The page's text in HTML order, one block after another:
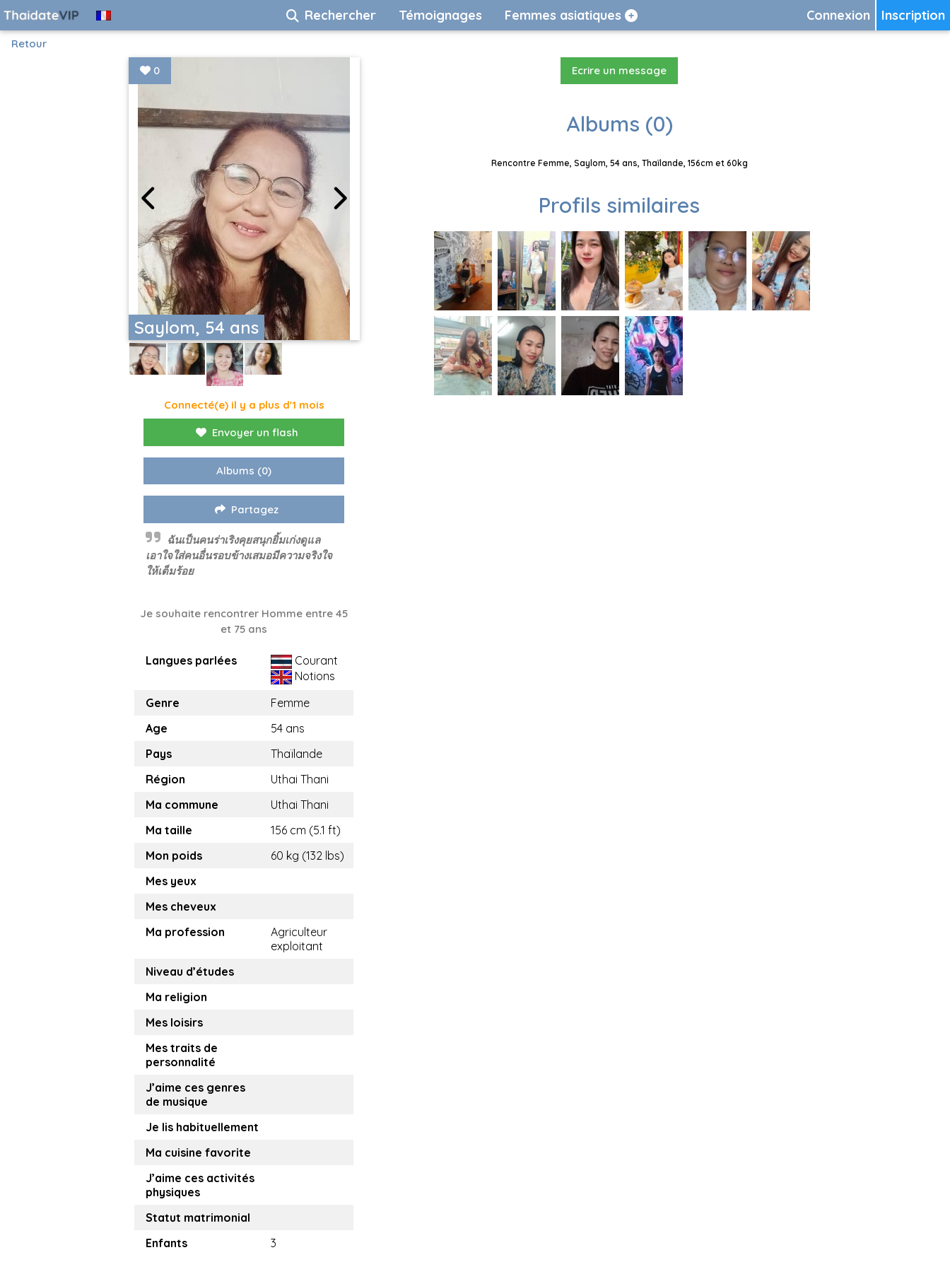
Inscription
Connexion
Rechercher Témoignages Femmes asiatiques
Retour
Saylom, 54 ans
0
Connecté(e) il y a plus d'1 mois
Envoyer un flash
Albums (0)
Partagez
ฉันเป็นคนร่าเริงคุยสนุกยิ้มเก่งดูแล
เอาใจใส่คนอื่นรอบข้างเสมอมีความจริงใจ
ให้เต็มร้อย
Je souhaite rencontrer Homme entre 45
et 75 ans
Langues parlées
Courant
Notions
Genre
Femme
Age
54 ans
Pays
Thaïlande
Région
Uthai Thani
Ma commune
Uthai Thani
Ma taille
156 cm (5.1 ft)
Mon poids
60 kg (132 lbs)
Mes yeux
Mes cheveux
Ma profession
Agriculteur
exploitant
Niveau d’études
Ma religion
Mes loisirs
Mes traits de
personnalité
J’aime ces genres
de musique
Je lis habituellement
Ma cuisine favorite
J’aime ces activités
physiques
Statut matrimonial
Enfants
3
Ecrire un message
Albums (0)
Rencontre Femme, Saylom, 54 ans, Thaïlande, 156cm et 60kg
Profils similaires